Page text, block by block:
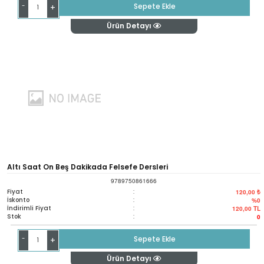
- +
Sepete Ekle
Ürün Detayı
Altı Saat On Beş Dakikada Felsefe Dersleri
9789750861666
Fiyat : 120,00 ₺
İskonto : %0
İndirimli Fiyat : 120,00 TL
Stok : 0
- +
Sepete Ekle
Ürün Detayı